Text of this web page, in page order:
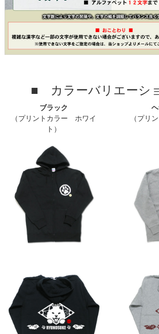
■ カラーバリエーシ
ブラック
（プリントカラー ホワイ
ト）
（プリ